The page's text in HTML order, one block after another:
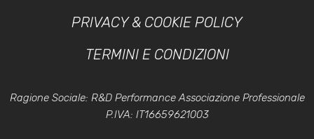
PRIVACY & COOKIE POLICY
TERMINI E CONDIZIONI
Ragione Sociale: R&D Performance Associazione Professionale
P.IVA: IT16659621003